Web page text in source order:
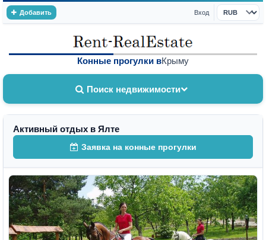
Добавить Вход
Валюта
Конные прогулки вКрыму
Поиск недвижимости
Активный отдых в Ялте
Заявка на конные прогулки